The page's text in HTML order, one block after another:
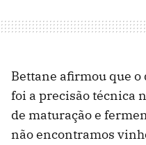
Bettane afirmou que
foi a precisão técnica
de maturação e
não encontramos